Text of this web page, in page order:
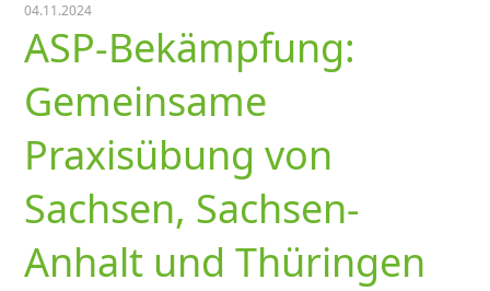
04.11.2024
ASP-Bekämpfung:
Gemeinsame
Praxisübung von
Sachsen, Sachsen-
Anhalt und Thüringen